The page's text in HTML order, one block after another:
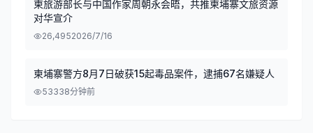
柬旅游部长与中国作家周朝永会晤，共推柬埔寨文旅资源
对华宣介
26,4952026/7/16
柬埔寨警方8月7日破获15起毒品案件，逮捕67名嫌疑人
53338分钟前